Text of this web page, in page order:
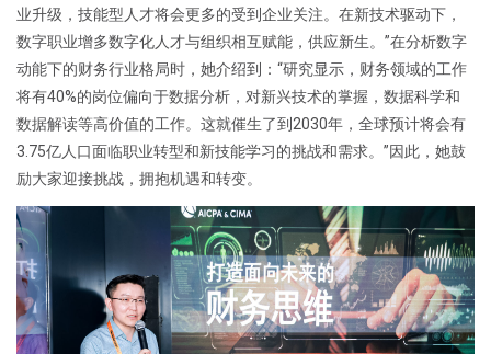
业升级，技能型人才将会更多的受到企业关注。在新技术驱动下，
数字职业增多数字化人才与组织相互赋能，供应新生。”在分析数字
动能下的财务行业格局时，她介绍到：“研究显示，财务领域的工作
将有40%的岗位偏向于数据分析，对新兴技术的掌握，数据科学和
数据解读等高价值的工作。这就催生了到2030年，全球预计将会有
3.75亿人口面临职业转型和新技能学习的挑战和需求。”因此，她鼓
励大家迎接挑战，拥抱机遇和转变。